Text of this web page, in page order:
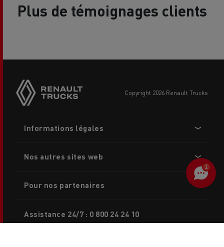
Plus de témoignages clients
buttons
copyright 2026 Renault Trucks
menu
Informations légales
Nos autres sites web
Pour nos partenaires
Assistance 24/7 : 0 800 24 24 10
1